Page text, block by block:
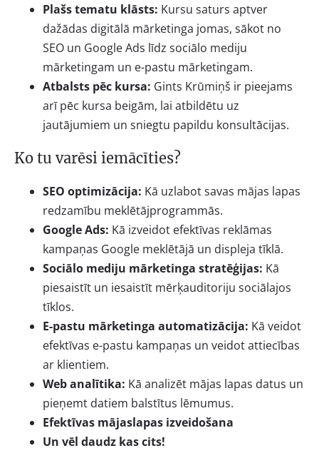
Plašs tematu klāsts: Kursu saturs aptver
dažādas digitālā mārketinga jomas, sākot no
SEO un Google Ads līdz sociālo mediju
mārketingam un e-pastu mārketingam.
Atbalsts pēc kursa: Gints Krūmiņš ir pieejams
arī pēc kursa beigām, lai atbildētu uz
jautājumiem un sniegtu papildu konsultācijas.
Ko tu varēsi iemācīties?
SEO optimizācija: Kā uzlabot savas mājas lapas
redzamību meklētājprogrammās.
Google Ads: Kā izveidot efektīvas reklāmas
kampaņas Google meklētājā un displeja tīklā.
Sociālo mediju mārketinga stratēģijas: Kā
piesaistīt un iesaistīt mērķauditoriju sociālajos
tīklos.
E-pastu mārketinga automatizācija: Kā veidot
efektīvas e-pastu kampaņas un veidot attiecības
ar klientiem.
Web analītika: Kā analizēt mājas lapas datus un
pieņemt datiem balstītus lēmumus.
Efektīvas mājaslapas izveidošana
Un vēl daudz kas cits!